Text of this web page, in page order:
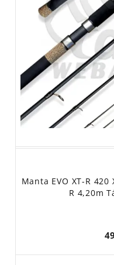
Manta EVO XT-R
R 4,20m